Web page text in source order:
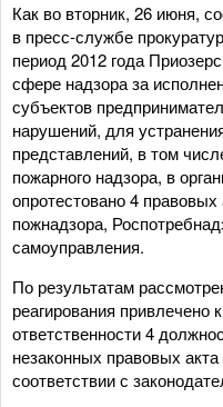
Как во вторник, 26 июня,
в пресс-службе
период 2012 года
сфере надзора за
субъектов
нарушений, для
представлений, в том
пожарного надзора, в
опротестовано 4
пожнадзора,
самоуправления.
По результатам
реагирования привлечено
ответственности 4
незаконных правовых
соответствии с